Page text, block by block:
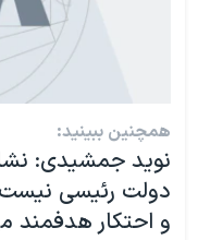
همچنین ببینید:
نوید جمشیدی:
دولت رئیسی
و احتکار هدفمند